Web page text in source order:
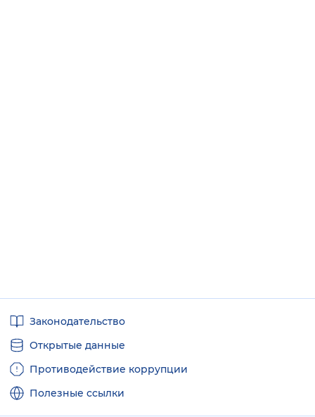
ссылкиЗаконодательство
Открытые данные
Противодействие коррупции
Полезные ссылки